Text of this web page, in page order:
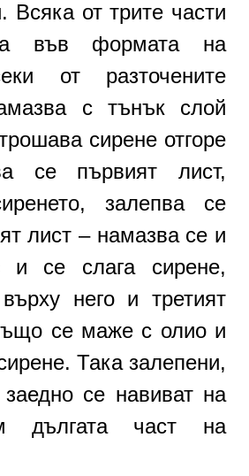
Всяка от трите части
във формата на
от разточените
с тънък слой
сирене отгоре
се първият лист,
залепва се
лист – намазва се и
се слага сирене,
него и третият
се маже с олио и
Така залепени,
се навиват на
дългата част на